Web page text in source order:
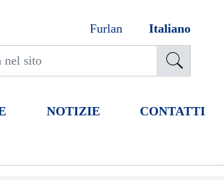
Furlan Italiano
NOTIZIE CONTATTI